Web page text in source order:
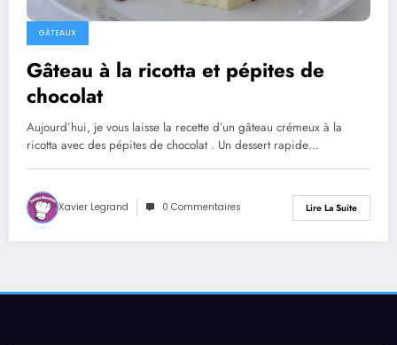
GÂTEAUX
Gâteau à la ricotta et pépites de
chocolat
Aujourd’hui, je vous laisse la recette d’un gâteau crémeux à la
ricotta avec des pépites de chocolat . Un dessert rapide…
Xavier Legrand 0 Commentaires Lire La Suite